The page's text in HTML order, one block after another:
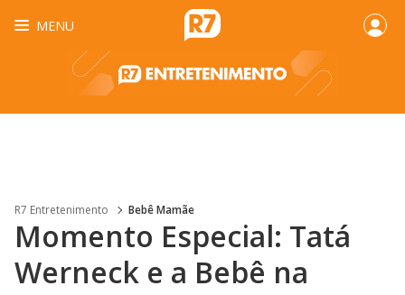
MENU
R7 Entretenimento Bebê Mamãe
Momento Especial: Tatá
Werneck e a Bebê na